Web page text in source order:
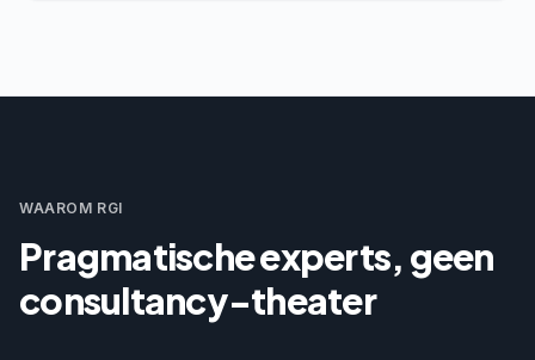
WAAROM RGI
Pragmatische experts, geen
consultancy-theater